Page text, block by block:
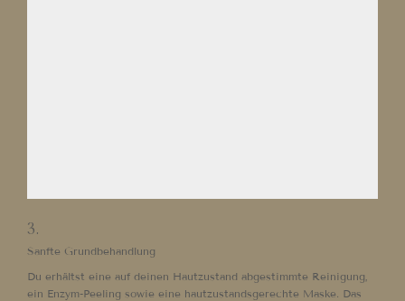
3.
Sanfte Grundbehandlung
Du erhältst eine auf deinen Hautzustand abgestimmte Reinigung,
ein Enzym-Peeling sowie eine hautzustandsgerechte Maske. Das